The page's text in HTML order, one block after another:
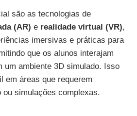
são as tecnologias de
(AR) e realidade virtual (VR),
imersivas e práticas para
que os alunos interajam
um ambiente 3D simulado. Isso
em áreas que requerem
ou simulações complexas.